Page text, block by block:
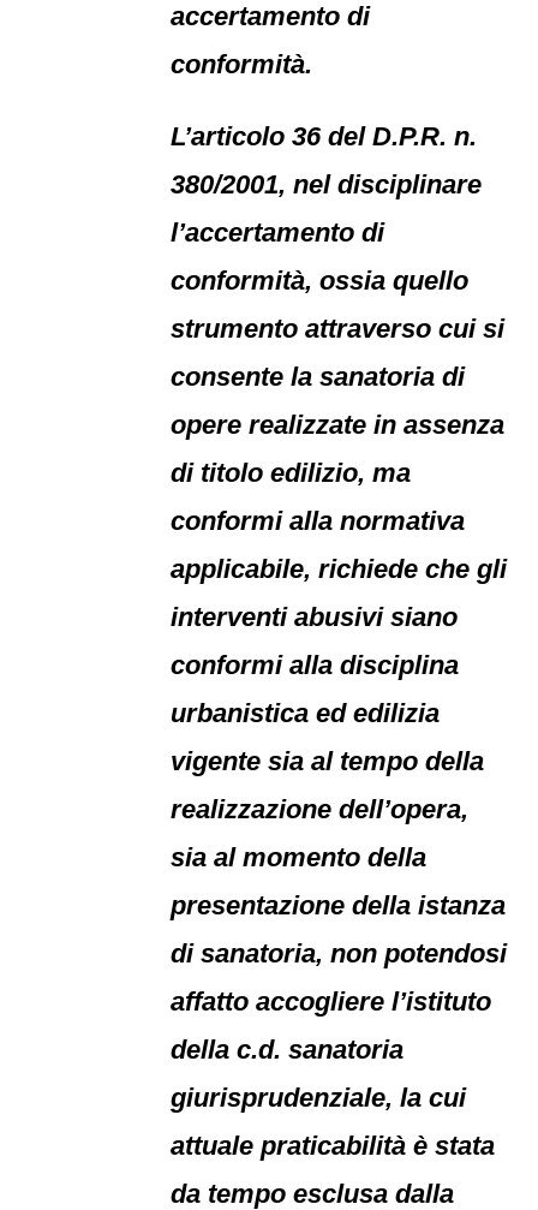
accertamento di
conformità.
L’articolo 36 del D.P.R. n.
380/2001, nel disciplinare
l’accertamento di
conformità, ossia quello
strumento attraverso cui si
consente la sanatoria di
opere realizzate in assenza
di titolo edilizio, ma
conformi alla normativa
applicabile, richiede che gli
interventi abusivi siano
conformi alla disciplina
urbanistica ed edilizia
vigente sia al tempo della
realizzazione dell’opera,
sia al momento della
presentazione della istanza
di sanatoria, non potendosi
affatto accogliere l’istituto
della c.d. sanatoria
giurisprudenziale, la cui
attuale praticabilità è stata
da tempo esclusa dalla